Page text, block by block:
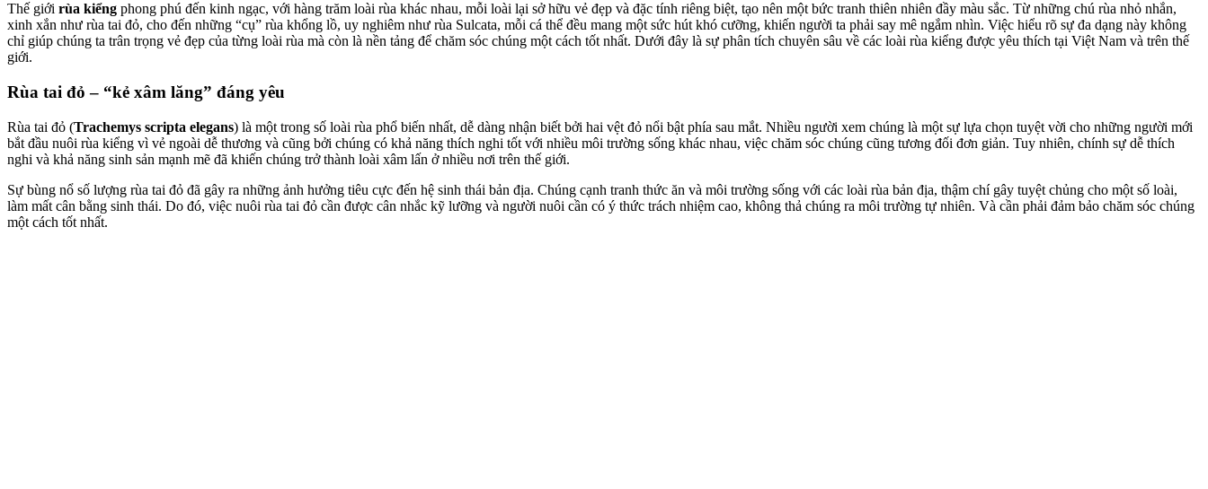
Thế giới rùa kiểng phong phú đến kinh ngạc, với hàng trăm loài rùa khác nhau, mỗi loài lại sở hữu vẻ đẹp và đặc tính riêng biệt, tạo nên một bức tranh thiên nhiên đầy màu sắc. Từ những chú rùa nhỏ nhắn,
xinh xắn như rùa tai đỏ, cho đến những “cụ” rùa khổng lồ, uy nghiêm như rùa Sulcata, mỗi cá thể đều mang một sức hút khó cưỡng, khiến người ta phải say mê ngắm nhìn. Việc hiểu rõ sự đa dạng này không
chỉ giúp chúng ta trân trọng vẻ đẹp của từng loài rùa mà còn là nền tảng để chăm sóc chúng một cách tốt nhất. Dưới đây là sự phân tích chuyên sâu về các loài rùa kiểng được yêu thích tại Việt Nam và trên thế
giới.
Rùa tai đỏ – “kẻ xâm lăng” đáng yêu
Rùa tai đỏ (Trachemys scripta elegans) là một trong số loài rùa phổ biến nhất, dễ dàng nhận biết bởi hai vệt đỏ nổi bật phía sau mắt. Nhiều người xem chúng là một sự lựa chọn tuyệt vời cho những người mới
bắt đầu nuôi rùa kiểng vì vẻ ngoài dễ thương và cũng bởi chúng có khả năng thích nghi tốt với nhiều môi trường sống khác nhau, việc chăm sóc chúng cũng tương đối đơn giản. Tuy nhiên, chính sự dễ thích
nghi và khả năng sinh sản mạnh mẽ đã khiến chúng trở thành loài xâm lấn ở nhiều nơi trên thế giới.
Sự bùng nổ số lượng rùa tai đỏ đã gây ra những ảnh hưởng tiêu cực đến hệ sinh thái bản địa. Chúng cạnh tranh thức ăn và môi trường sống với các loài rùa bản địa, thậm chí gây tuyệt chủng cho một số loài,
làm mất cân bằng sinh thái. Do đó, việc nuôi rùa tai đỏ cần được cân nhắc kỹ lưỡng và người nuôi cần có ý thức trách nhiệm cao, không thả chúng ra môi trường tự nhiên. Và cần phải đảm bảo chăm sóc chúng
một cách tốt nhất.